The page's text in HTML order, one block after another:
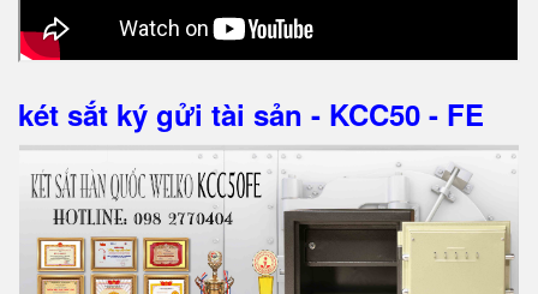
két sắt ký gửi tài sản - KCC50 - FE